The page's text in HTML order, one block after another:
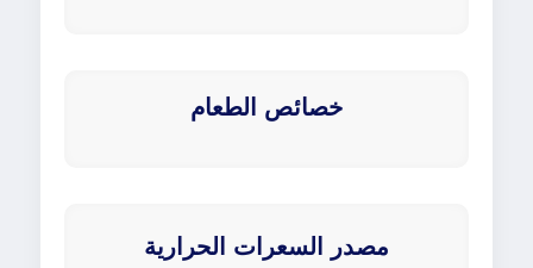
خصائص الطعام
مصدر السعرات الحرارية